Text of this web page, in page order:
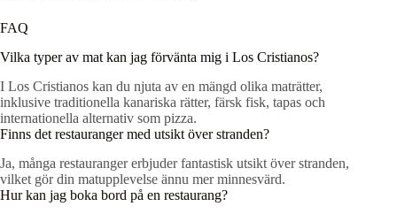
FAQ
Vilka typer av mat kan jag förvänta mig i Los Cristianos?
I Los Cristianos kan du njuta av en mängd olika maträtter,
inklusive traditionella kanariska rätter, färsk fisk, tapas och
internationella alternativ som pizza.
Finns det restauranger med utsikt över stranden?
Ja, många restauranger erbjuder fantastisk utsikt över stranden,
vilket gör din matupplevelse ännu mer minnesvärd.
Hur kan jag boka bord på en restaurang?